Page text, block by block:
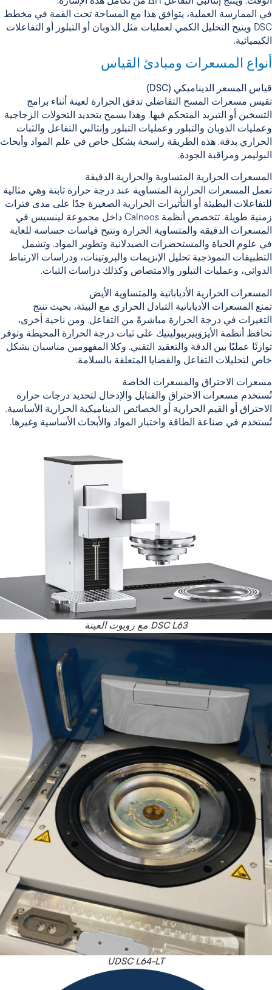
في الممارسة العملية، يتوافق هذا مع المساحة تحت القمة في مخطط
DSC ويتيح التحليل الكمي لعمليات مثل الذوبان أو التبلور أو التفاعلات
الكيميائية.
أنواع المسعرات ومبادئ القياس
قياس المسعر الديناميكي (DSC)
تقيس مسعرات المسح التفاضلي تدفق الحرارة لعينة أثناء برامج
التسخين أو التبريد المتحكم فيها. وهذا يسمح بتحديد التحولات الزجاجية
وعمليات الذوبان والتبلور وعمليات التبلور وإنثالبي التفاعل والثبات
الحراري بدقة. هذه الطريقة راسخة بشكل خاص في علم المواد وأبحاث
البوليمر ومراقبة الجودة.
المسعرات الحرارية المتساوية والحرارية الدقيقة
تعمل المسعرات الحرارية المتساوية عند درجة حرارة ثابتة وهي مثالية
للتفاعلات البطيئة أو التأثيرات الحرارية الصغيرة جدًا على مدى فترات
زمنية طويلة. تتخصص أنظمة Calneos داخل مجموعة لينسيس في
المسعرات الدقيقة والمتساوية الحرارة وتتيح قياسات حساسة للغاية
في علوم الحياة والمستحضرات الصيدلانية وتطوير المواد. وتشمل
التطبيقات النموذجية تحليل الإنزيمات والبروتينات، ودراسات الارتباط
الدوائي، وعمليات التبلور والامتصاص وكذلك دراسات الثبات.
المسعرات الحرارية الأدياباتية والمتساوية الأيض
تمنع المسعرات الأدياباتية التبادل الحراري مع البيئة، بحيث تنتج
التغيرات في درجة الحرارة مباشرةً من التفاعل. ومن ناحية أخرى،
تحافظ أنظمة الأيزوبيريبوليتيك على ثبات درجة الحرارة المحيطة وتوفر
توازنًا عمليًا بين الدقة والتعقيد التقني. وكلا المفهومين مناسبان بشكل
خاص لتحليلات التفاعل والقضايا المتعلقة بالسلامة.
مسعرات الاحتراق والمسعرات الخاصة
تُستخدم مسعرات الاحتراق والقنابل والإدخال لتحديد درجات حرارة
الاحتراق أو القيم الحرارية أو الخصائص الديناميكية الحرارية الأساسية.
تُستخدم في صناعة الطاقة واختبار المواد والأبحاث الأساسية وغيرها.
DSC L63 مع روبوت العينة
UDSC L64-LT